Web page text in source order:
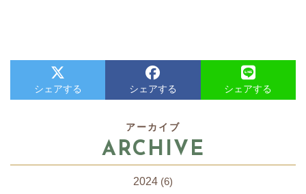
シェアする シェアする シェアする
アーカイブ
ARCHIVE
2024 (6)